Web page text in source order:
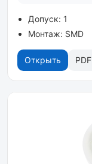
Допуск: 1
Монтаж: SMD
Открыть PDF